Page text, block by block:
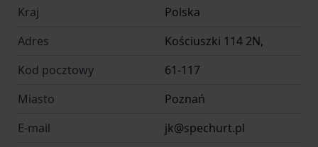
Kraj
Polska
Adres
Kościuszki 114 2N,
Kod pocztowy
61-117
Miasto
Poznań
E-mail
jk@spechurt.pl